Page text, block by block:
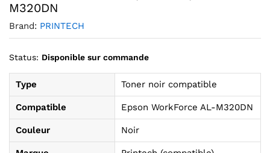
M320DN
Brand: PRINTECH
Status: Disponible sur commande
Type Toner noir compatible
Compatible Epson WorkForce AL-M320DN
Couleur Noir